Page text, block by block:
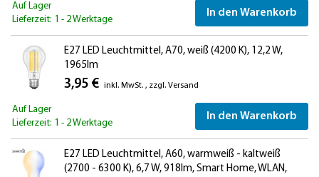
Auf Lager
Lieferzeit: 1 - 2 Werktage
In den Warenkorb
E27 LED Leuchtmittel, A70, weiß (4200 K), 12,2 W,
1965lm
3,95 € inkl. MwSt. , zzgl. Versand
Auf Lager
Lieferzeit: 1 - 2 Werktage
In den Warenkorb
E27 LED Leuchtmittel, A60, warmweiß - kaltweiß
(2700 - 6300 K), 6,7 W, 918lm, Smart Home, WLAN,